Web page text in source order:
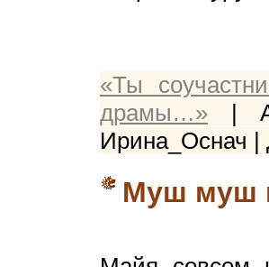
«Ты
драмы…» |
Ирина_Оснач
Муш муш